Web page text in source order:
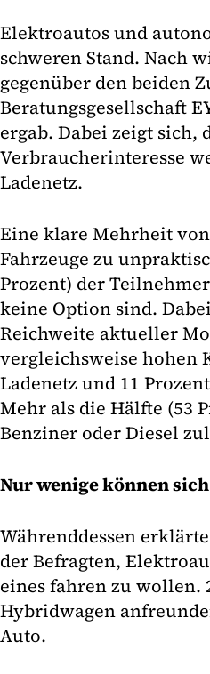
Elektroautos und
schweren Stand. Nach
gegenüber den beiden
Beratungsgesellschaft
ergab. Dabei zeigt sich,
Verbraucherinteresse
Ladenetz.
Eine klare Mehrheit
Fahrzeuge zu
Prozent) der
keine Option sind.
Reichweite aktueller
vergleichsweise hohen
Ladenetz und 11
Mehr als die Hälfte (53
Benziner oder Diesel
Nur wenige können
Währenddessen
der Befragten,
eines fahren zu wollen.
Hybridwagen
Auto.